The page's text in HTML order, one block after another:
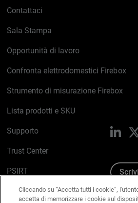
Contattaci
Sala Stampa
Opportunità di lavoro
Confronta elettrodomestici Firebox
Strumento di misurazione Firebox
Lista prodotti e SKU
Supporto
Trust Center
PSIRT
Politica sui cookie
Cliccando su “Accetta tutti i cookie”,
accetta di memorizzare i cookie sul